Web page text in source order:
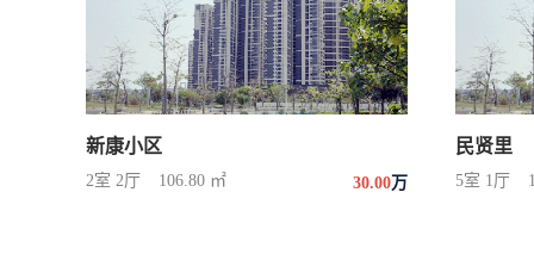
新康小区
2室 2厅 106.80 ㎡ 30.00万
民贤里
5室 1厅